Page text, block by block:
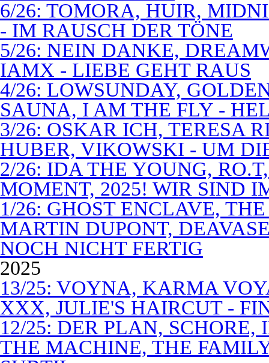
6/26: TOMORA, HUIR,
- IM RAUSCH DER TÖNE
5/26: NEIN DANKE,
IAMX - LIEBE GEHT RAUS
4/26: LOWSUNDAY,
SAUNA, I AM THE FLY -
3/26: OSKAR ICH, TERESA
HUBER, VIKOWSKI - UM
2/26: IDA THE YOUNG,
MOMENT, 2025! WIR SIND
1/26: GHOST ENCLAVE,
MARTIN DUPONT,
NOCH NICHT FERTIG
2025
13/25: VOYNA, KARMA
XXX, JULIE'S HAIRCUT -
12/25: DER PLAN,
THE MACHINE, THE